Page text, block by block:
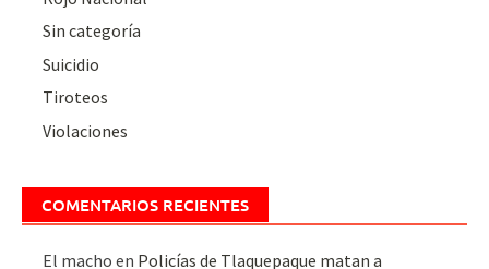
Sin categoría
Suicidio
Tiroteos
Violaciones
COMENTARIOS RECIENTES
El macho en Policías de Tlaquepaque matan a